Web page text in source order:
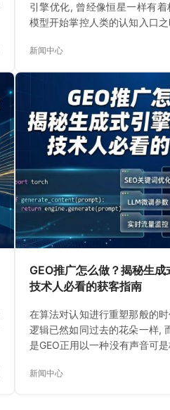
引擎优化, 曾经像恒星一样有
模型开始掌控人类的认知入口
新闻中心
GEO推广怎么做？揭秘生成
技术人必看的获客指南
在算法对认知进行重塑那般的
逻辑已然如同过去的花朵一样,
是GEO正用以一种没有声音可
新闻中心